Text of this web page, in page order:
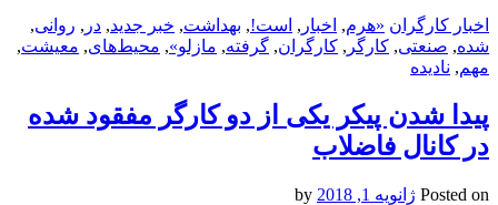
اخبار کارگران «هرم, اخبار , است!, بهداشت, خبر جدید, در , روانی,
شده, صنعتی, کارگر , کارگران, گرفته, مازلو», محیط‌های, معیشت,
مهم, نادیده
پیدا شدن پیکر یکی از دو کارگر مفقود شده
در کانال فاضلاب
Posted on ژانویه 1, 2018